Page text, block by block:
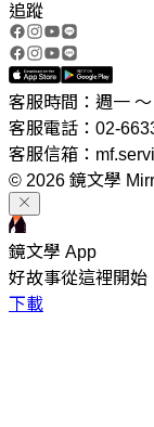
追蹤
客服時間：週一
客服電話：02-
客服信箱：
© 2026 鏡文學
鏡文學 App
好故事從這裡開始
下載